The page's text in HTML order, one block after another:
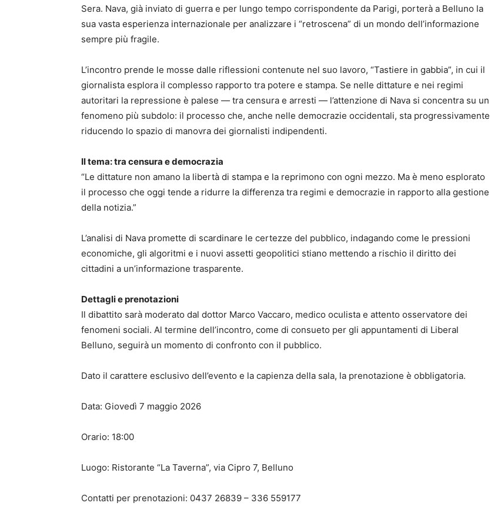
Sera. Nava, già inviato di guerra e per lungo tempo corrispondente da Parigi, porterà a Belluno la
sua vasta esperienza internazionale per analizzare i “retroscena” di un mondo dell’informazione
sempre più fragile.
L’incontro prende le mosse dalle riflessioni contenute nel suo lavoro, “Tastiere in gabbia”, in cui il
giornalista esplora il complesso rapporto tra potere e stampa. Se nelle dittature e nei regimi
autoritari la repressione è palese — tra censura e arresti — l’attenzione di Nava si concentra su un
fenomeno più subdolo: il processo che, anche nelle democrazie occidentali, sta progressivamente
riducendo lo spazio di manovra dei giornalisti indipendenti.
Il tema: tra censura e democrazia
“Le dittature non amano la libertà di stampa e la reprimono con ogni mezzo. Ma è meno esplorato
il processo che oggi tende a ridurre la differenza tra regimi e democrazie in rapporto alla gestione
della notizia.”
L’analisi di Nava promette di scardinare le certezze del pubblico, indagando come le pressioni
economiche, gli algoritmi e i nuovi assetti geopolitici stiano mettendo a rischio il diritto dei
cittadini a un’informazione trasparente.
Dettagli e prenotazioni
Il dibattito sarà moderato dal dottor Marco Vaccaro, medico oculista e attento osservatore dei
fenomeni sociali. Al termine dell’incontro, come di consueto per gli appuntamenti di Liberal
Belluno, seguirà un momento di confronto con il pubblico.
Dato il carattere esclusivo dell’evento e la capienza della sala, la prenotazione è obbligatoria.
Data: Giovedì 7 maggio 2026
Orario: 18:00
Luogo: Ristorante “La Taverna”, via Cipro 7, Belluno
Contatti per prenotazioni: 0437 26839 – 336 559177